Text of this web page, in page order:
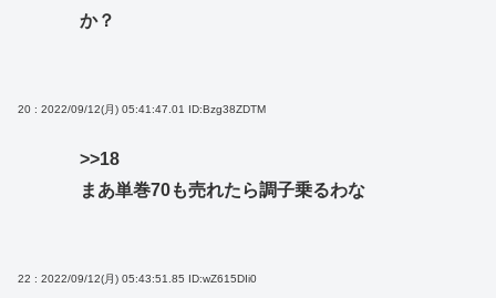
か？
20 : 2022/09/12(月) 05:41:47.01 ID:Bzg38ZDTM
>>18
まあ単巻70も売れたら調子乗るわな
22 : 2022/09/12(月) 05:43:51.85 ID:wZ615DIi0